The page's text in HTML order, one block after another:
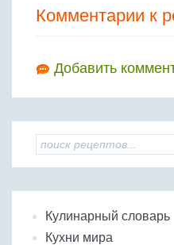
Комментарии к
Добавить
Кулинарный словарь
Кухни мира